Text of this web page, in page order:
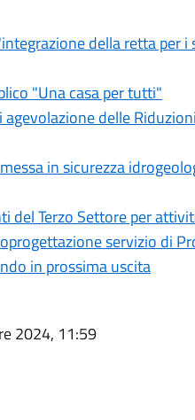
della retta per
"Una casa per tutti"
delle
in sicurezza
del Terzo Settore per
servizio di
in prossima uscita
2024, 11:59